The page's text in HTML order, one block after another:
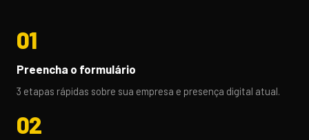
01
Preencha o formulário
3 etapas rápidas sobre sua empresa e presença digital atual.
02